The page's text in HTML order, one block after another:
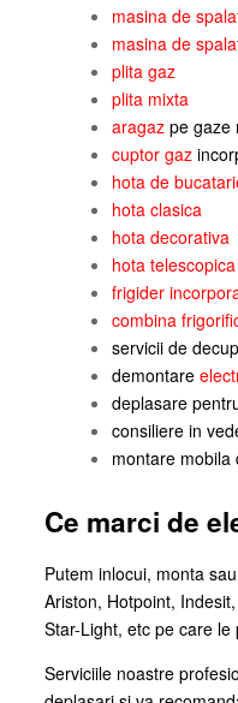
masina de
masina de
plita gaz
plita mixta
aragaz pe gaze
cuptor gaz
hota de
hota clasica
hota decorativa
hota telescopica
frigider
combina
servicii de
demontare
deplasare
consiliere in
montare mobila
Ce marci de
Putem inlocui, monta
Ariston, Hotpoint,
Star-Light, etc pe care
Serviciile noastre